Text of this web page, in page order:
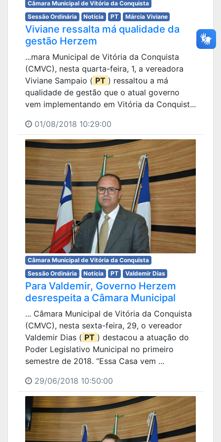
Câmara Municipal de Vitória da Conquista
Sessão Ordinária
Notícia PT Márcia Viviane
Viviane ressalta má qualidade da
gestão Herzem
...mara Municipal de Vitória da Conquista
(CMVC), nesta quarta-feira, 1, a vereadora
Viviane Sampaio ( PT ) ressaltou a má
qualidade de gestão que o atual governo
vem implementando em Vitória da Conquist...
01/08/2018 10:29:00
Câmara Municipal de Vitória da Conquista
Sessão Ordinária
Notícia PT Valdemir Dias
Para Valdemir, Governo Herzem
desrespeita a Câmara Municipal
... Câmara Municipal de Vitória da Conquista
(CMVC), nesta sexta-feira, 29, o vereador
Valdemir Dias ( PT ) destacou a atuação do
Poder Legislativo Municipal no primeiro
semestre de 2018. “Essa Casa vem ...
29/06/2018 10:50:00